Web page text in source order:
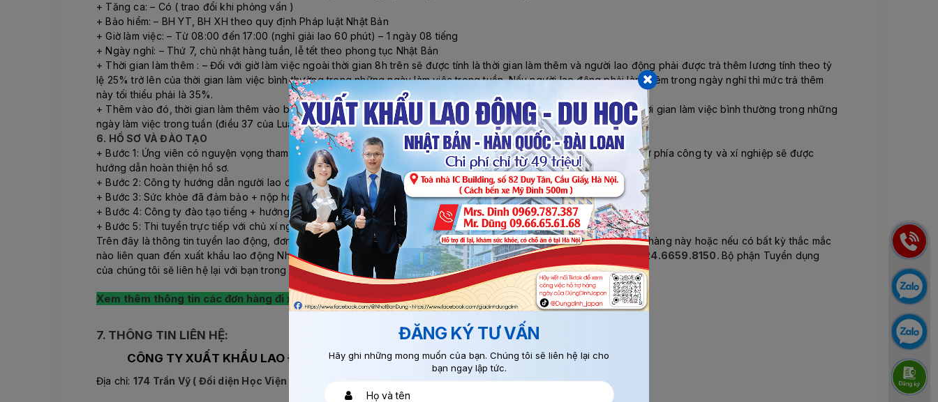
+ Tăng ca: – Có ( trao đổi khi phỏng vấn )
+ Bảo hiểm: – BH YT, BH XH theo quy định Pháp luật Nhật Bản
+ Giờ làm việc: – Từ 08:00 đến 17:00 (nghỉ giải lao 60 phút) – 1 ngày 08 tiếng
+ Ngày nghỉ: – Thứ 7, chủ nhật hàng tuần, lễ tết theo phong tục Nhật Bản
+ Thời gian làm thêm : – Đối với giờ làm việc ngoài thời gian 8h trên sẽ được tính là thời gian làm thêm và người lao động phải được trả thêm lương tính theo tỷ
lệ 25% trở lên của thời gian làm việc bình thường trong những ngày làm việc trong tuần. Nếu người lao động phải làm thêm trong ngày nghỉ thì mức trả thêm
này tối thiểu phải là 35%.
+ Thêm vào đó, thời gian làm thêm vào buổi đêm (sau 10 giờ tối đến 5 giờ sáng) sẽ được tính thêm 25% trở lên của thời gian làm việc bình thường trong những
ngày làm việc trong tuần (điều 37 của Luật Lao Động tiêu chuẩn)
6. HỒ SƠ VÀ ĐÀO TẠO
+ Bước 1: Ứng viên có nguyện vọng tham gia được tư vấn chi tiết tại văn phòng công ty, nếu đáp ứng được yêu cầu từ phía công ty và xí nghiệp sẽ được
hướng dẫn hoàn thiện hồ sơ.
+ Bước 2: Công ty hướng dẫn người lao động đi khám sức khỏe (bắt buộc khám tại bệnh viện chỉ định)
+ Bước 3: Sức khỏe đã đảm bảo + nộp hồ sơ + đặt cọc thi tuyển + nhập học tại trung tâm đào tạo
+ Bước 4: Công ty đào tạo tiếng + hướng dẫn thi tuyển
+ Bước 5: Thi tuyển trực tiếp với chủ xí nghiệp Nhật Bản + ký hợp đồng lao động
Trên đây là thông tin tuyển lao động, đơn hàng đi Nhật chế biến thực phẩm. Người lao động có nhu cầu thi tuyển đơn hàng này hoặc nếu có bất kỳ thắc mắc
nào liên quan đến xuất khẩu lao động Nhật Bản, đừng ngần ngại liên hệ vớiTraenco Quốc TếquaSố điện thoại: 024.6659.8150.Bộ phận Tuyển dụng
của chúng tôi sẽ liên hệ lại với bạn trong ít phút.
Xem thêm thông tin các đơn hàng đi xuất khẩu lao động Nhật Bản hấp dẫn với mức thu nhập cao.
7. THÔNG TIN LIÊN HỆ:
CÔNG TY XUẤT KHẨU LAO ĐỘNG TRAENCO QUỐC TẾ
Địa chỉ: 174 Trần Vỹ ( Đối diện Học Viện Tư Pháp ), Mai Dịch, Cầu Giấy, Hà Nội
ĐĂNG KÝ TƯ VẤN
Hãy ghi những mong muốn của bạn. Chúng tôi sẽ liên hệ lại cho
bạn ngay lập tức.